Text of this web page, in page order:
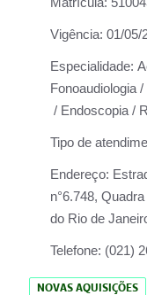
Vigência: 01/05/
Especialidade:
Fonoaudiologia
/ Endoscopia /
Tipo de
Endereço:
n°6.748,
do Rio de
Telefone: (021)
NOVAS AQUISIÇÕES